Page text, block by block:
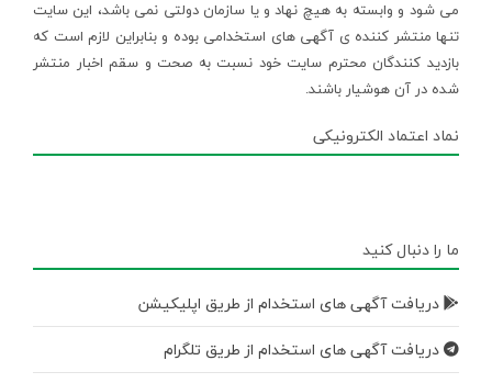
می شود و وابسته به هیچ نهاد و یا سازمان دولتی نمی باشد، این سایت
تنها منتشر کننده ی آگهی های استخدامی بوده و بنابراین لازم است که
بازدید کنندگان محترم سایت خود نسبت به صحت و سقم اخبار منتشر
شده در آن هوشیار باشند.
نماد اعتماد الکترونیکی
ما را دنبال کنید
دریافت آگهی های استخدام از طریق اپلیکیشن
دریافت آگهی های استخدام از طریق تلگرام